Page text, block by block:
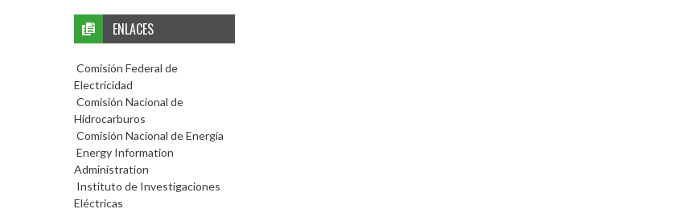
ENLACES
Comisión Federal de
Electricidad
Comisión Nacional de
Hidrocarburos
Comisión Nacional de Energía
Energy Information
Administration
Instituto de Investigaciones
Eléctricas